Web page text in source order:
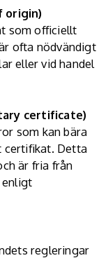
origin)
som officiellt
ofta nödvändigt
eller vid handel
certificate)
som kan bära
certifikat. Detta
är fria från
enligt
regleringar